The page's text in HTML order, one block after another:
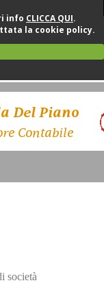
info CLICCA QUI.
la cookie policy.
società